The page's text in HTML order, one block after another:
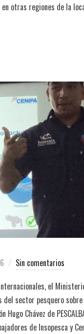
otras regiones de la
Sin comentarios
el
sector pesquero
Chávez de
de Insopesca y